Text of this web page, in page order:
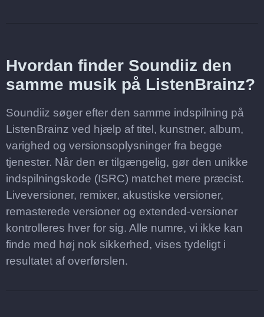
Hvordan finder Soundiiz den
samme musik på ListenBrainz?
Soundiiz søger efter den samme indspilning på
ListenBrainz ved hjælp af titel, kunstner, album,
varighed og versionsoplysninger fra begge
tjenester. Når den er tilgængelig, gør den unikke
indspilningskode (ISRC) matchet mere præcist.
Liveversioner, remixer, akustiske versioner,
remasterede versioner og extended-versioner
kontrolleres hver for sig. Alle numre, vi ikke kan
finde med høj nok sikkerhed, vises tydeligt i
resultatet af overførslen.